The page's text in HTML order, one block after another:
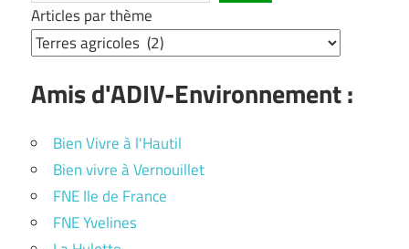
Articles par thème
Amis d'ADIV-Environnement :
Bien Vivre à l'Hautil
Bien vivre à Vernouillet
FNE Ile de France
FNE Yvelines